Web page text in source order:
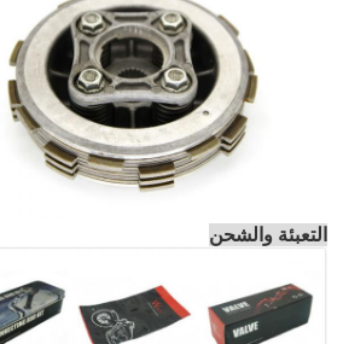
التعبئة والشحن